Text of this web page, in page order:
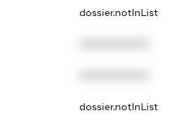
dossier.notInList
dossier.notInList